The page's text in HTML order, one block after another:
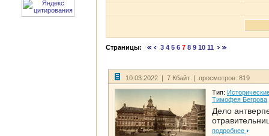
Страницы: 3 4 5 6 7 8 9 10 11
10.03.2022 | 7 Кбайт | просмотров: 819
Тип:
Тимофея Бегрова
Дело
подробнее